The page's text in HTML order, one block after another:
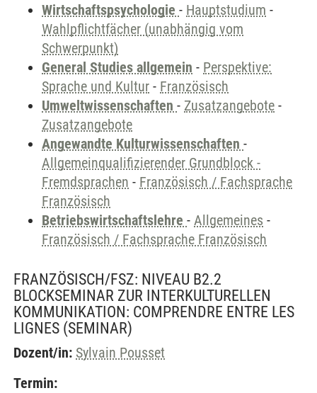
Wirtschaftspsychologie - Hauptstudium -
Wahlpflichtfächer (unabhängig vom
Schwerpunkt)
General Studies allgemein - Perspektive:
Sprache und Kultur - Französisch
Umweltwissenschaften - Zusatzangebote -
Zusatzangebote
Angewandte Kulturwissenschaften -
Allgemeinqualifizierender Grundblock -
Fremdsprachen - Französisch / Fachsprache
Französisch
Betriebswirtschaftslehre - Allgemeines -
Französisch / Fachsprache Französisch
FRANZÖSISCH/FSZ: NIVEAU B2.2
BLOCKSEMINAR ZUR INTERKULTURELLEN
KOMMUNIKATION: COMPRENDRE ENTRE LES
LIGNES (SEMINAR)
Dozent/in: Sylvain Pousset
Termin: